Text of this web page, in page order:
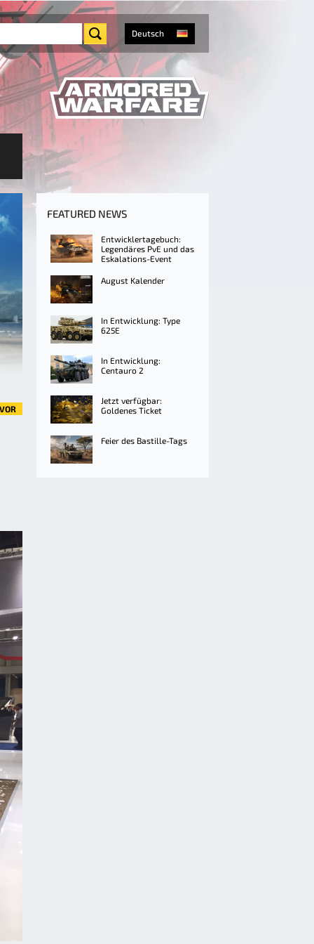
Deutsch
VOR
FEATURED NEWS
Entwicklertagebuch:
Legendäres PvE und das
Eskalations-Event
August Kalender
In Entwicklung: Type
625E
In Entwicklung:
Centauro 2
Jetzt verfügbar:
Goldenes Ticket
Feier des Bastille-Tags